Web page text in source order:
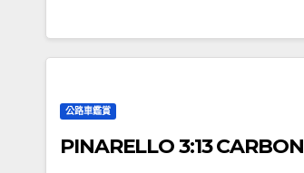
公路車鑑賞
PINARELLO 3:13 CARBON